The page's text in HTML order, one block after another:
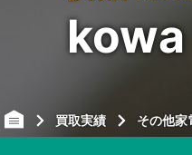
kowa
買取実績 その他家